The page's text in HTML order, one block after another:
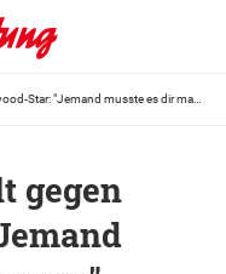
gegen